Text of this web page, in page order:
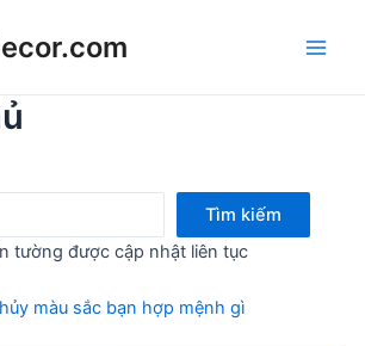
Tìm kiếm
tường được cập nhật liên tục
màu sắc bạn hợp mệnh gì